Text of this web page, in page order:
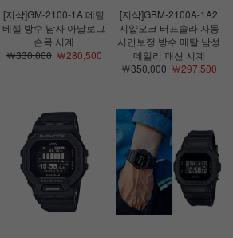
[지샥]GM-2100-1A 메탈
베젤 방수 남자 아날로그
손목 시계
￦330,000￦280,500
[지샥]GBM-2100A-1A2
지얄오크 터프솔라 자동
시간보정 방수 메탈 남성
데일리 패션 시계
￦350,000￦297,500